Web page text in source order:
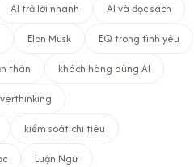
AI trả lời nhanh
AI và đọc sách
Elon Musk
EQ trong tình yêu
thân
khách hàng dùng AI
kiểm soát chi tiêu
Luận Ngữ